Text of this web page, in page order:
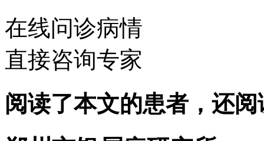
在线问诊病情
直接咨询专家
阅读了本文的患者，还